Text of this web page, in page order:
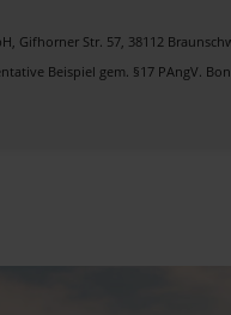
Gifhorner Str. 57, 38112
Beispiel gem. §17 PAngV.